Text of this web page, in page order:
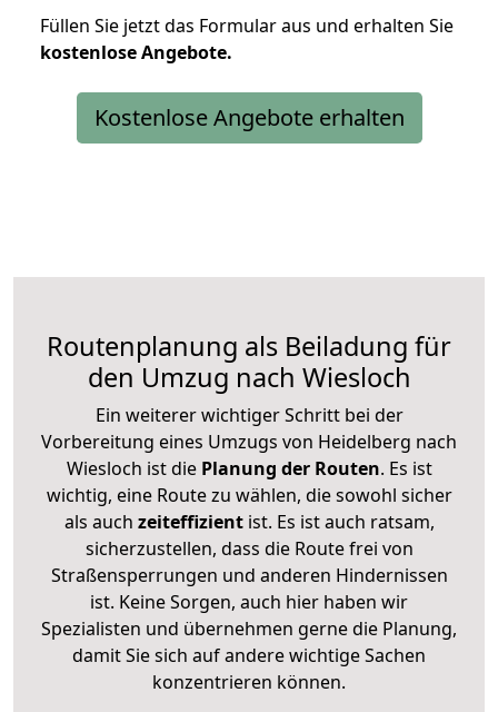
Füllen Sie jetzt das Formular aus und erhalten Sie
kostenloseAngebote.
Kostenlose Angebote erhalten
Routenplanung als Beiladung für
den Umzug nach Wiesloch
Ein weiterer wichtiger Schritt bei der
Vorbereitung eines Umzugs von Heidelberg nach
Wiesloch ist diePlanung der Routen. Es ist
wichtig, eine Route zu wählen, die sowohl sicher
als auch zeiteffizientist. Es ist auch ratsam,
sicherzustellen, dass die Route frei von
Straßensperrungen und anderen Hindernissen
ist. Keine Sorgen, auch hier haben wir
Spezialisten und übernehmen gerne die Planung,
damit Sie sich auf andere wichtige Sachen
konzentrieren können.